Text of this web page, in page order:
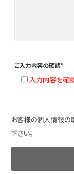
ご入力内容の確認*
入力内容を確
お客様の個人情報の
下さい。